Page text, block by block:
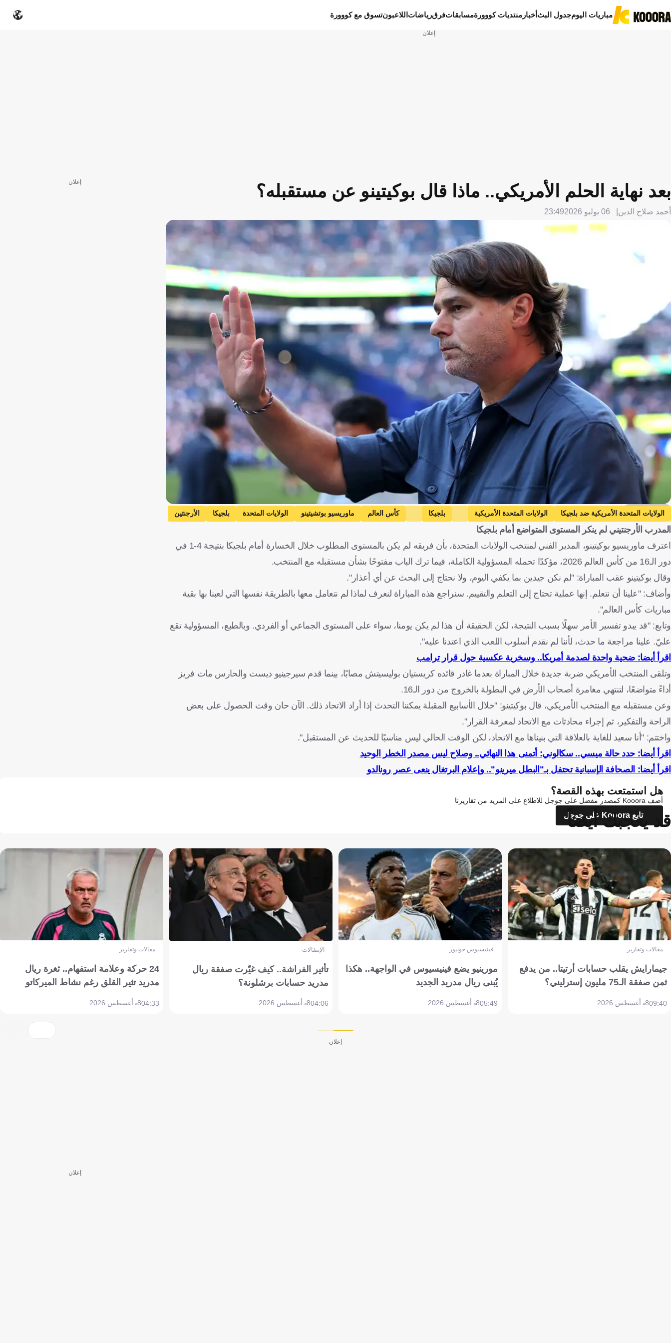
مباريات اليومجدول البثأخبار منتديات كووورةمسابقاتفرقرياضات اللاعبونتسوق مع كووورة
إعلان
بعد نهاية الحلم الأمريكي.. ماذا قال بوكيتينو عن مستقبله؟
أحمد صلاح الدين 06 يوليو 2026 23:49
Getty Images
الولايات المتحدة الأمريكية ضد بلجيكا الولايات المتحدة الأمريكية بلجيكا كأس العالم ماوريسيو بوتشيتينو الولايات المتحدة بلجيكا
الأرجنتين
كرة قدم
المدرب الأرجنتيني لم ينكر المستوى المتواضع أمام بلجيكا
اعترف ماوريسيو بوكيتينو، المدير الفني لمنتخب الولايات المتحدة، بأن فريقه لم يكن بالمستوى المطلوب خلال الخسارة أمام بلجيكا بنتيجة 4-1 في
دور الـ16 من كأس العالم 2026، مؤكدًا تحمله المسؤولية الكاملة، فيما ترك الباب مفتوحًا بشأن مستقبله مع المنتخب.
وقال بوكيتينو عقب المباراة: "لم نكن جيدين بما يكفي اليوم، ولا نحتاج إلى البحث عن أي أعذار".
وأضاف: "علينا أن نتعلم. إنها عملية تحتاج إلى التعلم والتقييم. سنراجع هذه المباراة لنعرف لماذا لم نتعامل معها بالطريقة نفسها التي لعبنا بها بقية
مباريات كأس العالم".
وتابع: "قد يبدو تفسير الأمر سهلًا بسبب النتيجة، لكن الحقيقة أن هذا لم يكن يومنا، سواء على المستوى الجماعي أو الفردي. وبالطبع، المسؤولية تقع
عليّ. علينا مراجعة ما حدث، لأننا لم نقدم أسلوب اللعب الذي اعتدنا عليه".
اقرأ أيضا: ضحية واحدة لصدمة أمريكا.. وسخرية عكسية حول قرار ترامب
وتلقى المنتخب الأمريكي ضربة جديدة خلال المباراة بعدما غادر قائده كريستيان بوليسيتش مصابًا، بينما قدم سيرجينيو ديست والحارس مات فريز
أداءً متواضعًا، لتنتهي مغامرة أصحاب الأرض في البطولة بالخروج من دور الـ16.
وعن مستقبله مع المنتخب الأمريكي، قال بوكيتينو: "خلال الأسابيع المقبلة يمكننا التحدث إذا أراد الاتحاد ذلك. الآن حان وقت الحصول على بعض
الراحة والتفكير، ثم إجراء محادثات مع الاتحاد لمعرفة القرار".
واختتم: "أنا سعيد للغاية بالعلاقة التي بنيناها مع الاتحاد، لكن الوقت الحالي ليس مناسبًا للحديث عن المستقبل".
اقرأ أيضا: حدد حالة ميسي.. سكالوني: أتمنى هذا النهائي.. وصلاح ليس مصدر الخطر الوحيد
اقرأ أيضا: الصحافة الإسبانية تحتفل بـ"البطل ميرينو".. وإعلام البرتغال ينعى عصر رونالدو
إعلان
هل استمتعت بهذه القصة؟
أضف Kooora كمصدر مفضل على جوجل للاطلاع على المزيد من تقاريرنا
تابع Kooora على جوجل
قد يعجبك أيضاً
مقالات وتقارير
جيمارايش يقلب حسابات أرتيتا.. من يدفع
ثمن صفقة الـ75 مليون إسترليني؟
09:408 أغسطس 2026
فينيسيوس جونيور
مورينيو يضع فينيسيوس في الواجهة.. هكذا
يُبنى ريال مدريد الجديد
05:498 أغسطس 2026
الإنتقالات
تأثير الفراشة.. كيف غيّرت صفقة ريال
مدريد حسابات برشلونة؟
04:068 أغسطس 2026
مقالات وتقارير
24 حركة وعلامة استفهام.. ثغرة ريال
مدريد تثير القلق رغم نشاط الميركاتو
04:338 أغسطس 2026
إعلان
إعلان